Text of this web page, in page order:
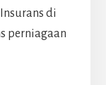
di
perniagaan